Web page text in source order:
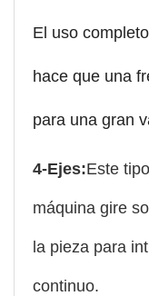
El uso
hace que una
para una gran
4-Ejes:Este
máquina gire
la pieza para
continuo.